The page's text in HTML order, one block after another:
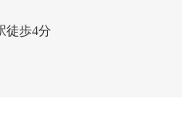
徒歩4分